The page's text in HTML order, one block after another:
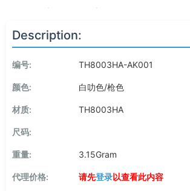
Description:
编号: TH8003HA-AK001
颜色: 白叻色/枪色
材质: TH8003HA
尺码:
重量: 3.15Gram
代理价格: 请先登录以查看此内容